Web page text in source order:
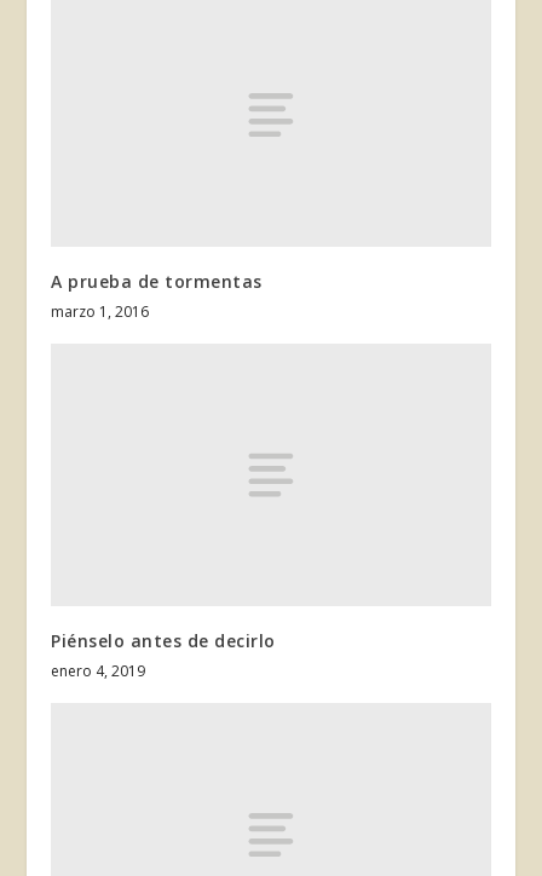
A prueba de tormentas
marzo 1, 2016
Piénselo antes de decirlo
enero 4, 2019